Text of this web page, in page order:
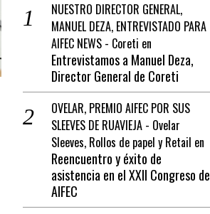
NUESTRO DIRECTOR GENERAL,
MANUEL DEZA, ENTREVISTADO PARA
AIFEC NEWS - Coreti en
Entrevistamos a Manuel Deza,
Director General de Coreti
OVELAR, PREMIO AIFEC POR SUS
SLEEVES DE RUAVIEJA - Ovelar
Sleeves, Rollos de papel y Retail en
Reencuentro y éxito de
asistencia en el XXII Congreso de
AIFEC